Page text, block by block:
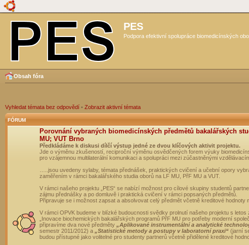
PES
Podpora efektivní spolupráce biomedicínských
Obsah fóra
Vyhledat témata bez odpovědí • Zobrazit aktivní témata
FÓRUM
Porovnání vybraných biomedicínských předmětů bakalářských
MU; VUT Brno
Předkládáme k diskusi dílčí výstup jedné ze dvou klíčových aktivit projektu.
Jde o výměnu zkušeností, reciproční výměnu osvědčených forem výuky
pro vzájemnou multilaterální komunikaci a spolupráci mezi zúčastněnými
…..jsou uvedeny sylaby, témata přednášek, praktických cvičení a učební opory
zaměřením v rámci bakalářského studia oborů na LF MU, PřF MU a VUT.
V rámci našeho projektu „PES“ se nabízí možnost pro cílové skupiny studentů
zájmu přednášky a po domluvě i praktická cvičení v rámci popsaných předmětů.
Připravuje se i možnost zapsat a absolvovat celý předmět včetně kreditové hodnoty
V rámci OPVK budeme v blízké budoucnosti svědky prolnutí našeho projektu s
„Inovace biochemických bakalářských programů PřF MU pro potřeby moderní
připravíme dva nové předměty „Aplikované instrumentální a analytické
semestr 2011/2012) a „Statistické metody a postupy v laboratorní praxi“ (jarní
budou přístupné jako volitelné pro studenty partnerů včetně přidělené kreditové